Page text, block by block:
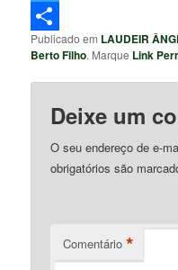
Telegram
Share
Publicado em LAUDEIR
Berto Filho. Marque Link
Deixe um
O seu endereço de e-
obrigatórios são
Comentário *